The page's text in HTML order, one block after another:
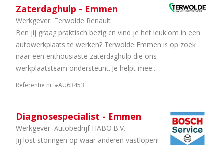
40
uur
overleg
32
uur
uur
36
uur
uur
Zaterdaghulp - Emmen
Werkgever: Terwolde Renault
Ben jij graag praktisch bezig en vind je het leuk om in een
autowerkplaats te werken? Terwolde Emmen is op zoek
naar een enthousiaste zaterdaghulp die ons
werkplaatsteam ondersteunt. Je helpt mee...
Referentie nr:#AU63453
Diagnosespecialist - Emmen
Werkgever: Autobedrijf HABO B.V.
Jij lost storingen op waar anderen vastlopen!